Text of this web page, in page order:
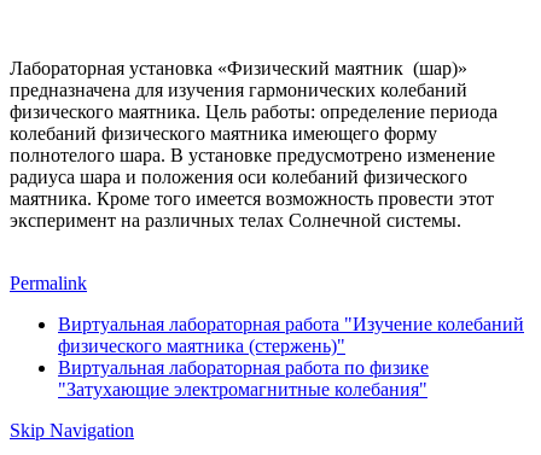
Лабораторная установка «Физический маятник (шар)»
предназначена для изучения гармонических колебаний
физического маятника. Цель работы: определение периода
колебаний физического маятника имеющего форму
полнотелого шара. В установке предусмотрено изменение
радиуса шара и положения оси колебаний физического
маятника. Кроме того имеется возможность провести этот
эксперимент на различных телах Солнечной системы.
Permalink
Виртуальная лабораторная работа "Изучение колебаний
физического маятника (стержень)"
Виртуальная лабораторная работа по физике
"Затухающие электромагнитные колебания"
Skip Navigation